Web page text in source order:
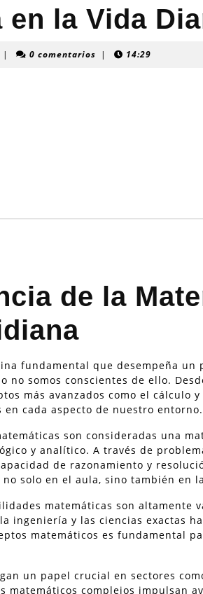
en la Vida
d-| 0 comentarios | 14:29
de la
fundamental que desempeña un
no somos conscientes de ello.
más avanzados como el cálculo
cada aspecto de nuestro entorno.
son consideradas una
y analítico. A través de
de razonamiento y
solo en el aula, sino también en
matemáticas son altamente
ingeniería y las ciencias exactas
matemáticos es fundamental
un papel crucial en sectores
matemáticos complejos impulsan